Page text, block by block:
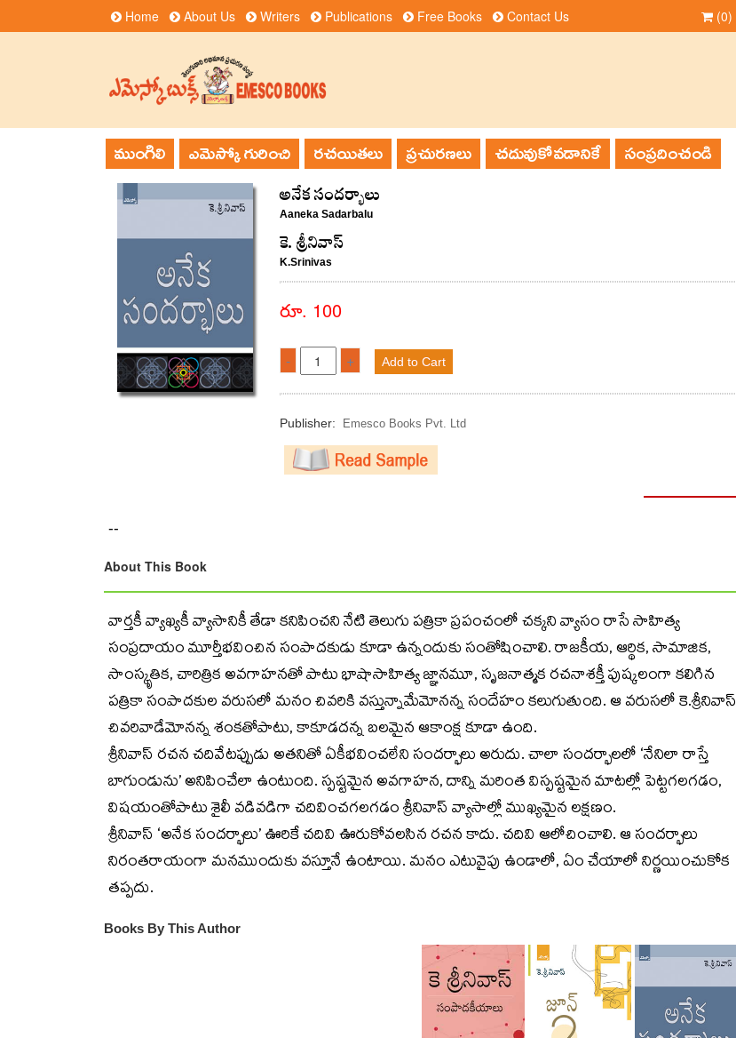
Home About Us Writers Publications Free Books Contact Us (0)
ముంగిలి ఎమెస్కో గురించి రచయితలు ప్రచురణలు చదువుకోవడానికే సంప్రదించండి
అనేక సందర్భాలు
Aaneka Sadarbalu
కె. శ్రీనివాస్‌
K.Srinivas
రూ. 100
- + Add to Cart
Publisher: Emesco Books Pvt. Ltd
--
About This Book
వార్తకీ వ్యాఖ్యకీ వ్యాసానికీ తేడా కనిపించని నేటి తెలుగు పత్రికా ప్రపంచంలో చక్కని వ్యాసం రాసే సాహిత్య
సంప్రదాయం మూర్తీభవించిన సంపాదకుడు కూడా ఉన్నందుకు సంతోషించాలి. రాజకీయ, ఆర్థిక, సామాజిక,
సాంస్కృతిక, చారిత్రిక అవగాహనతో పాటు భాషాసాహిత్య జ్ఞానమూ, సృజనాత్మక రచనాశక్తీ పుష్కలంగా కలిగిన
పత్రికా సంపాదకుల వరుసలో మనం చివరికి వస్తున్నామేమోనన్న సందేహం కలుగుతుంది. ఆ వరుసలో కె.శ్రీనివాస్‌
చివరివాడేమోనన్న శంకతోపాటు, కాకూడదన్న బలమైన ఆకాంక్ష కూడా ఉంది.
శ్రీనివాస్‌ రచన చదివేటప్పుడు అతనితో ఏకీభవించలేని సందర్భాలు అరుదు. చాలా సందర్భాలలో ‘నేనిలా రాస్తే
బాగుండును’ అనిపించేలా ఉంటుంది. స్పష్టమైన అవగాహన, దాన్ని మరింత విస్పష్టమైన మాటల్లో పెట్టగలగడం,
విషయంతోపాటు శైలీ వడివడిగా చదివించగలగడం శ్రీనివాస్‌ వ్యాసాల్లో ముఖ్యమైన లక్షణం.
శ్రీనివాస్‌ ‘అనేక సందర్భాలు’ ఊరికే చదివి ఊరుకోవలసిన రచన కాదు. చదివి ఆలోచించాలి. ఆ సందర్భాలు
నిరంతరాయంగా మనముందుకు వస్తూనే ఉంటాయి. మనం ఎటువైపు ఉండాలో, ఏం చేయాలో నిర్ణయించుకోక
తప్పదు.
Books By This Author